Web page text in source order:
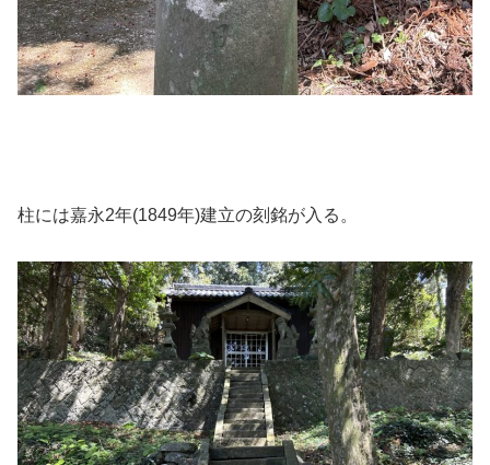
柱には嘉永2年(1849年)建立の刻銘が入る。